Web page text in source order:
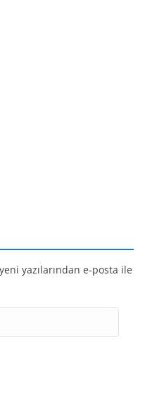
yazılarından e-posta ile